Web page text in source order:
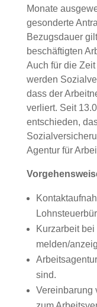
Monate
gesonderte
Bezugsdauer
beschäftigten
Auch für die
werden
dass der
verliert. Seit
entschieden,
Agentur für
Kurzarbeit
melden/
sind.
Vereinbarung